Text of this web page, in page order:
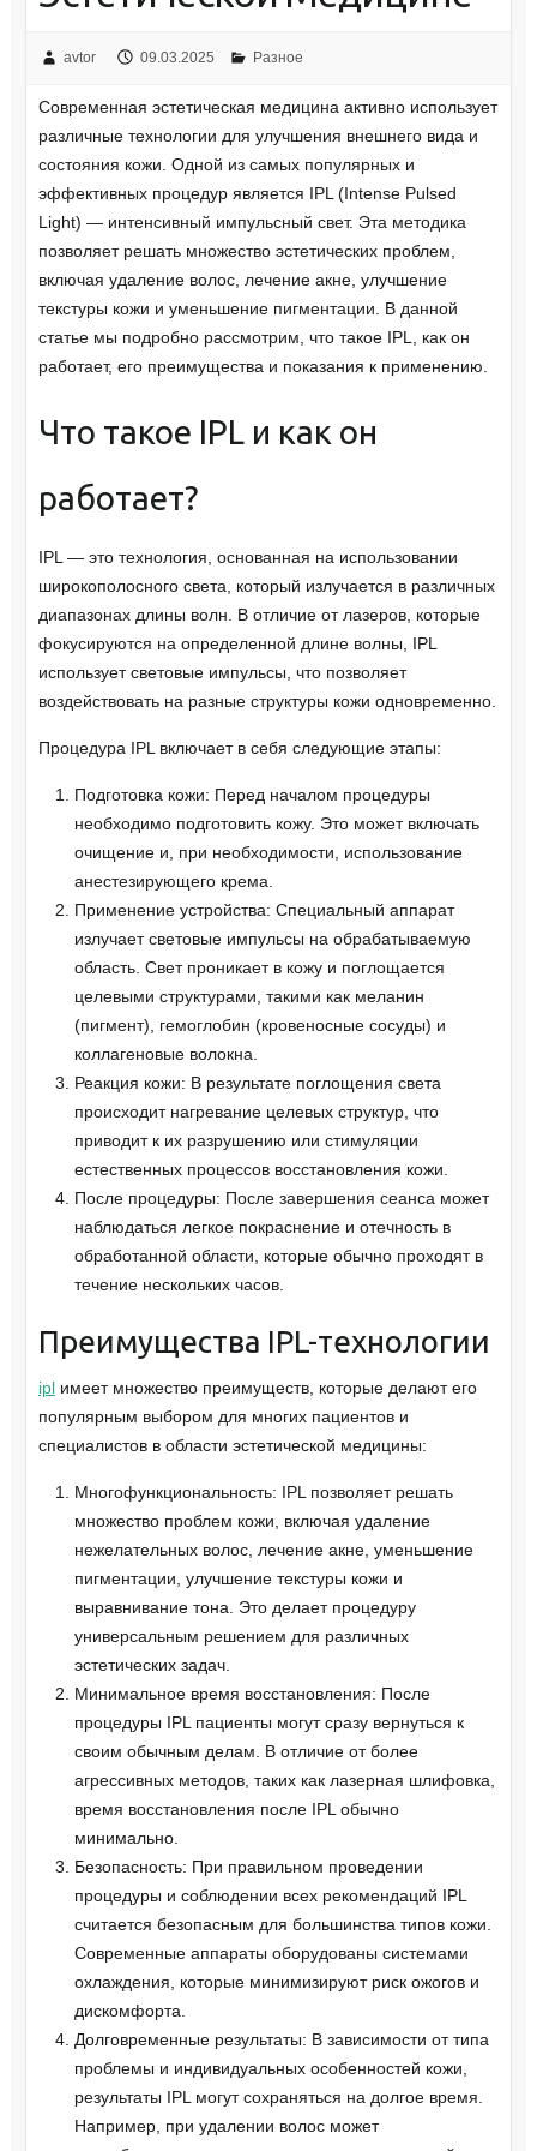
avtor 09.03.2025 Разное
Современная эстетическая медицина активно использует
различные технологии для улучшения внешнего вида и
состояния кожи. Одной из самых популярных и
эффективных процедур является IPL (Intense Pulsed
Light) — интенсивный импульсный свет. Эта методика
позволяет решать множество эстетических проблем,
включая удаление волос, лечение акне, улучшение
текстуры кожи и уменьшение пигментации. В данной
статье мы подробно рассмотрим, что такое IPL, как он
работает, его преимущества и показания к применению.
Что такое IPL и как он
работает?
IPL — это технология, основанная на использовании
широкополосного света, который излучается в различных
диапазонах длины волн. В отличие от лазеров, которые
фокусируются на определенной длине волны, IPL
использует световые импульсы, что позволяет
воздействовать на разные структуры кожи одновременно.
Процедура IPL включает в себя следующие этапы:
Подготовка кожи: Перед началом процедуры
необходимо подготовить кожу. Это может включать
очищение и, при необходимости, использование
анестезирующего крема.
Применение устройства: Специальный аппарат
излучает световые импульсы на обрабатываемую
область. Свет проникает в кожу и поглощается
целевыми структурами, такими как меланин
(пигмент), гемоглобин (кровеносные сосуды) и
коллагеновые волокна.
Реакция кожи: В результате поглощения света
происходит нагревание целевых структур, что
приводит к их разрушению или стимуляции
естественных процессов восстановления кожи.
После процедуры: После завершения сеанса может
наблюдаться легкое покраснение и отечность в
обработанной области, которые обычно проходят в
течение нескольких часов.
Преимущества IPL-технологии
iplимеет множество преимуществ, которые делают его
популярным выбором для многих пациентов и
специалистов в области эстетической медицины:
Многофункциональность: IPL позволяет решать
множество проблем кожи, включая удаление
нежелательных волос, лечение акне, уменьшение
пигментации, улучшение текстуры кожи и
выравнивание тона. Это делает процедуру
универсальным решением для различных
эстетических задач.
Минимальное время восстановления: После
процедуры IPL пациенты могут сразу вернуться к
своим обычным делам. В отличие от более
агрессивных методов, таких как лазерная шлифовка,
время восстановления после IPL обычно
минимально.
Безопасность: При правильном проведении
процедуры и соблюдении всех рекомендаций IPL
считается безопасным для большинства типов кожи.
Современные аппараты оборудованы системами
охлаждения, которые минимизируют риск ожогов и
дискомфорта.
Долговременные результаты: В зависимости от типа
проблемы и индивидуальных особенностей кожи,
результаты IPL могут сохраняться на долгое время.
Например, при удалении волос может